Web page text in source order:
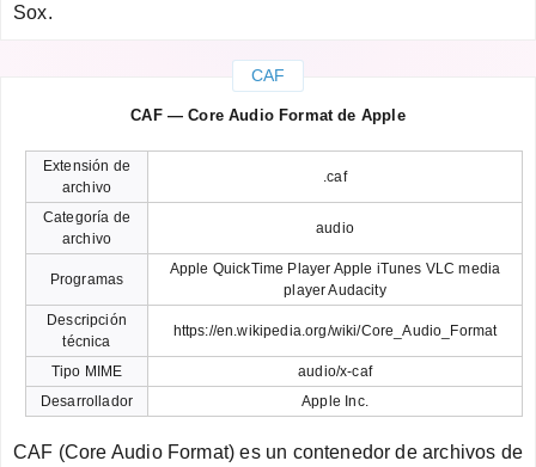
Sox.
CAF
CAF — Core Audio Format de Apple
Extensión de
archivo
.caf
Categoría de
archivo
audio
Programas
Apple QuickTime Player Apple iTunes VLC media
player Audacity
Descripción
técnica
https://en.wikipedia.org/wiki/Core_Audio_Format
Tipo MIME
audio/x-caf
Desarrollador
Apple Inc.
CAF (Core Audio Format) es un contenedor de archivos de